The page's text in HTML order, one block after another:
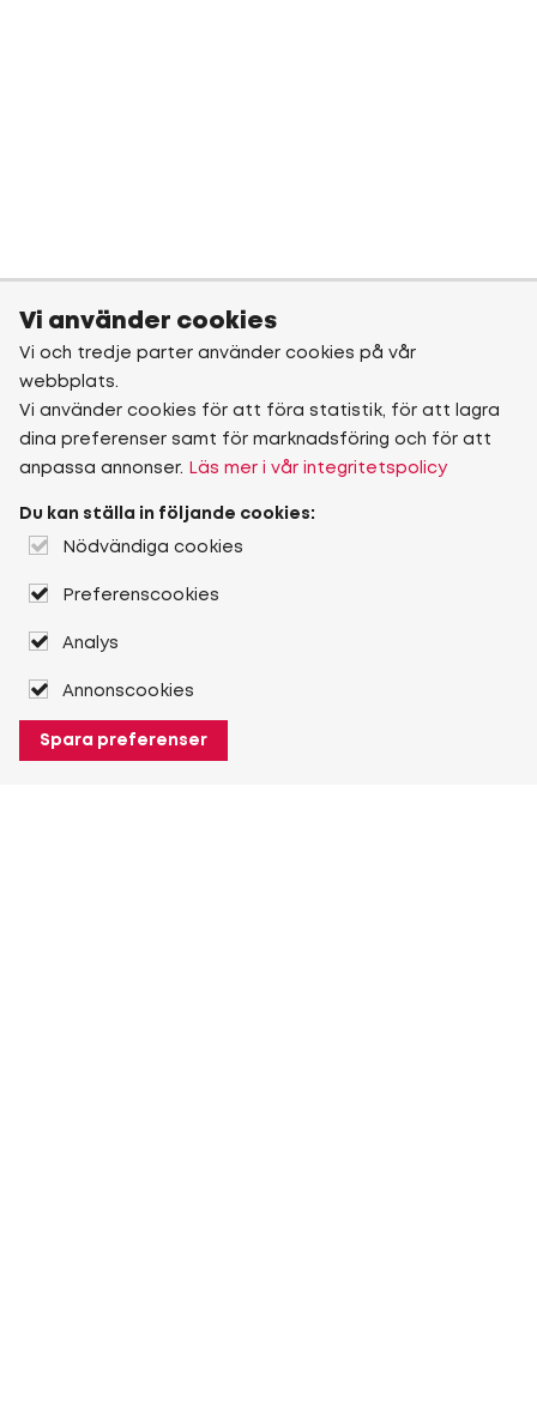
Vi använder cookies
Vi och tredje parter använder cookies på vår
webbplats.
Vi använder cookies för att föra statistik, för att lagra
dina preferenser samt för marknadsföring och för att
anpassa annonser.
Läs mer i vår integritetspolicy
Du kan ställa in följande cookies:
Nödvändiga cookies
Preferenscookies
Analys
Annonscookies
Spara preferenser